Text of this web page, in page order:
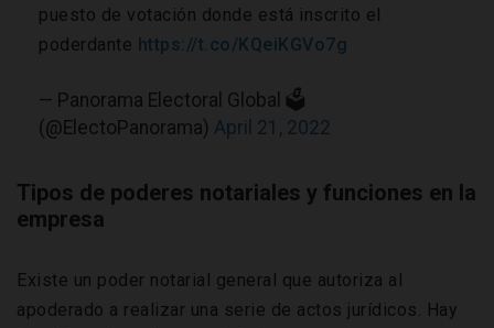
puesto de votación donde está inscrito el
poderdante https://t.co/KQeiKGVo7g
— Panorama Electoral Global 🗳
(@ElectoPanorama) April 21, 2022
Tipos de poderes notariales y funciones en la
empresa
Existe un poder notarial general que autoriza al
apoderado a realizar una serie de actos jurídicos. Hay